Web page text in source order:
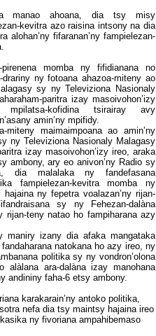
manao ahoana, dia tsy misy
kevitra azo raisina intsony na dia
alohan’ny fifaranan’ny fampielezan-
pirenena momba ny fifidianana no
ny fotoana ahazoa-miteny ao
sy ny Televiziona Nasionaly
paritra izay masoivohon’izy
kofidina tsirairay avy
amin’ny mpifidy.
miteny maimaimpoana ao amin’ny
ny Televiziona Nasionaly Malagasy
izay masoivohon’izy ireo, araka
ambony, ary eo anivon’ny Radio sy
dia malalaka ny fandefasana
fampielezan-kevitra momba ny
ny fepetra voalazan’ny rijan-
sy ny Fehezan-dalàna
rijan-teny natao ho fampiharana azy
maniry izany dia afaka mangataka
natokana ho azy ireo, ny
politika sy ny vondron’olona
alàlana ara-dalàna izay manohana
andininy faha-6 etsy ambony.
karakarain’ny antoko politika,
nefa dia tsy maintsy hajaina ireo
ny fivoriana ampahibemaso